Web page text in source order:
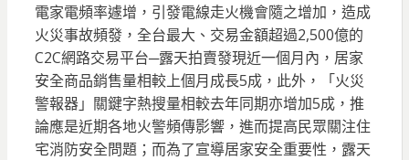
電家電頻率遽增，引發電線走火機會隨之增加，造成
火災事故頻發，全台最大、交易金額超過2,500億的
C2C網路交易平台─露天拍賣發現近一個月內，居家
安全商品銷售量相較上個月成長5成， 此外，「火災
警報器」關鍵字熱搜量相較去年同期亦增加5成，推
論應是近期各地火警頻傳影響，進而提高民眾關注住
宅消防安全問題；而為了宣導居家安全重要性，露天